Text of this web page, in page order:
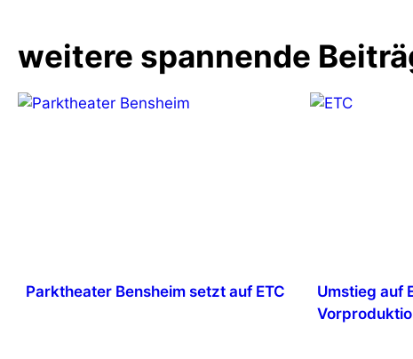
weitere spannende
Parktheater Bensheim setzt auf ETC
Umstieg auf